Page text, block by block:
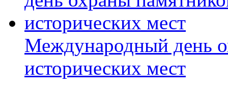
Международный день
исторических мест